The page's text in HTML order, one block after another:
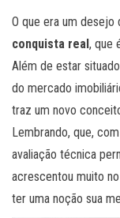
O que era um
conquista real, que
Além de estar
do mercado
traz um novo
Lembrando, que,
avaliação técnica
acrescentou muito
ter uma noção sua